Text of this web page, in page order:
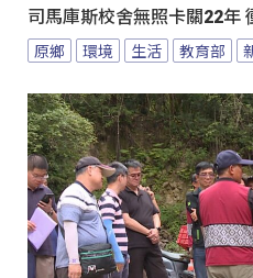
司馬庫斯校舍無照卡關22年
原鄉 環境 生活 教育部